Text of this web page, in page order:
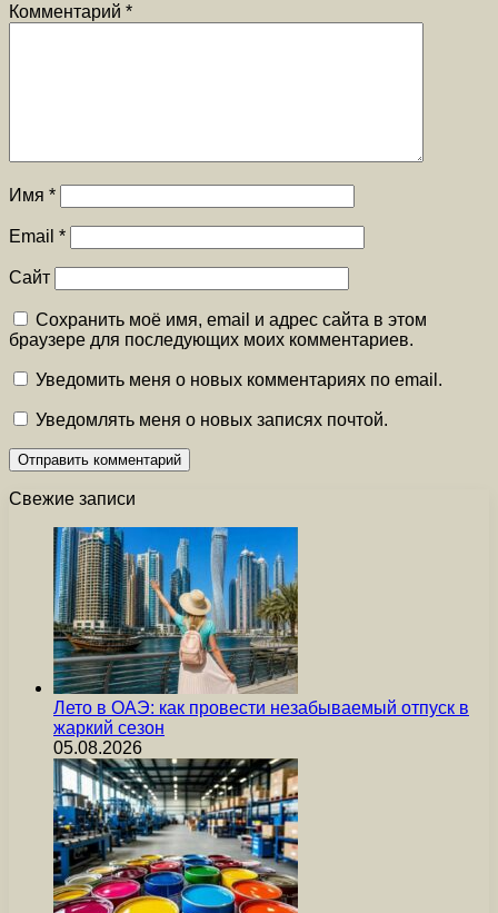
Комментарий *
Имя *
Email *
Сайт
Сохранить моё имя, email и адрес сайта в этом
браузере для последующих моих комментариев.
Уведомить меня о новых комментариях по email.
Уведомлять меня о новых записях почтой.
Свежие записи
Лето в ОАЭ: как провести незабываемый отпуск в
жаркий сезон
05.08.2026